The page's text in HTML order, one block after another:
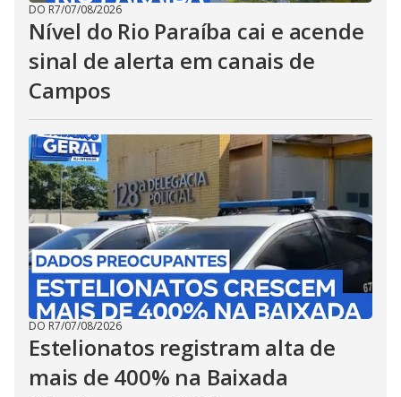
DO R7/07/08/2026
Nível do Rio Paraíba cai e acende
sinal de alerta em canais de
Campos
DO R7/07/08/2026
Estelionatos registram alta de
mais de 400% na Baixada